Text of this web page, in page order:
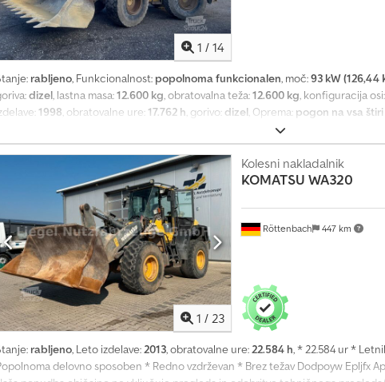
1 / 14
rabljeno, Funkcionalnost: popolnoma funkcionalen, moč:93 kW (126,44
dizel, lastna masa:12.600 kg, obratovalna teža:12.600 kg, konfiguracija osi:
1998, obratovalne ure:17.762 h, gorivo: dizel, Oprema: pogon na vsa
LOADER CATERPILLAR IT28G Quick coupler system! Dcjdpfei Tmhpjx Ap Ijk
hours 12600 kg operating weight 93 kW Product number: 9AR00289
1 / 23
Röttenbach 447 km
Kolesni nakladalnik
KOMATSU WA320
rabljeno, Leto izdelave:2013, obratovalne ure:22.584 h, * 22.584 ur *
delovno sposoben * Redno vzdrževan * Brez težav Dodpoyw Epljfx
0
.
0
0
0
p
o
r
v
a
j
p